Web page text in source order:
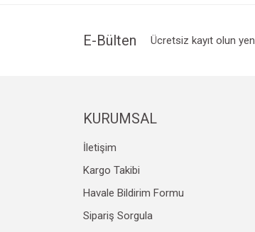
E-Bülten Ücretsiz kayıt olun
KURUMSAL
İletişim
Kargo Takibi
Havale Bildirim Formu
Sipariş Sorgula